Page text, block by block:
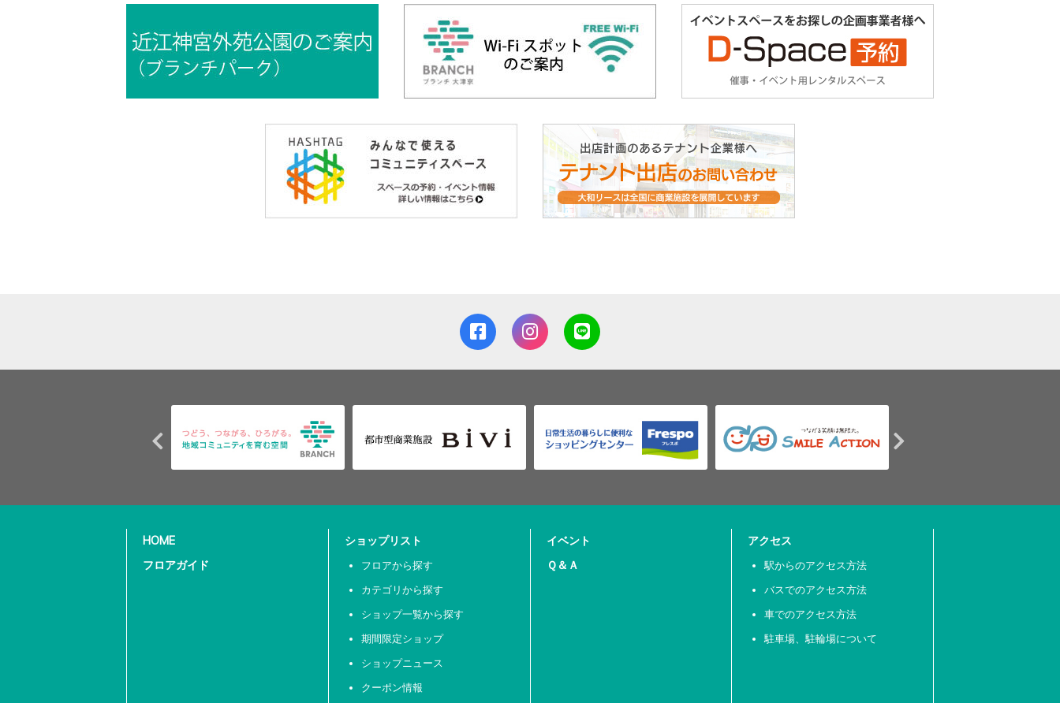
HOME
フロアガイド
ショップリスト
フロアから探す
カテゴリから探す
ショップ一覧から探す
期間限定ショップ
ショップニュース
クーポン情報
イベント
Ｑ＆Ａ
アクセス
駅からのアクセス方法
バスでのアクセス方法
車でのアクセス方法
駐車場、駐輪場について